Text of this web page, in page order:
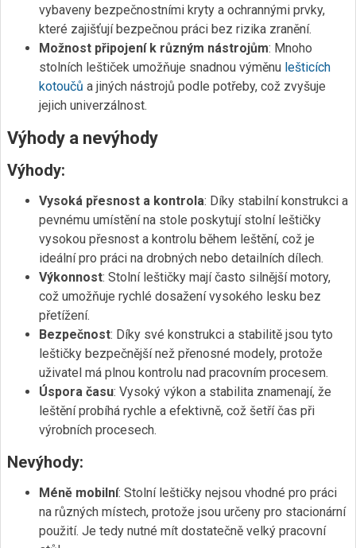
vybaveny bezpečnostními kryty a ochrannými prvky,
které zajišťují bezpečnou práci bez rizika zranění.
Možnost připojení k různým nástrojům: Mnoho
stolních leštiček umožňuje snadnou výměnu lešticích
kotoučů a jiných nástrojů podle potřeby, což zvyšuje
jejich univerzálnost.
Výhody a nevýhody
Výhody:
Vysoká přesnost a kontrola: Díky stabilní konstrukci a
pevnému umístění na stole poskytují stolní leštičky
vysokou přesnost a kontrolu během leštění, což je
ideální pro práci na drobných nebo detailních dílech.
Výkonnost: Stolní leštičky mají často silnější motory,
což umožňuje rychlé dosažení vysokého lesku bez
přetížení.
Bezpečnost: Díky své konstrukci a stabilitě jsou tyto
leštičky bezpečnější než přenosné modely, protože
uživatel má plnou kontrolu nad pracovním procesem.
Úspora času: Vysoký výkon a stabilita znamenají, že
leštění probíhá rychle a efektivně, což šetří čas při
výrobních procesech.
Nevýhody:
Méně mobilní: Stolní leštičky nejsou vhodné pro práci
na různých místech, protože jsou určeny pro stacionární
použití. Je tedy nutné mít dostatečně velký pracovní